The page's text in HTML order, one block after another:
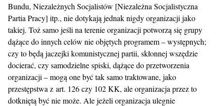
Bundu, Niezależnych Socjalistów [Niezależna Socjalistyczna
Partia Pracy] itp., nie dotykają jednak nigdy organizacji jako
takiej. Toż samo jeśli na terenie organizacji potworzą się grupy
dążące do innych celów nie objętych programem – występnych;
czy to będą jaczejki komunistycznej partii, skłonnej wszędzie
docierać, czy samodzielne spiski, dążące do przetworzenia
organizacji – mogą one być tak samo traktowane, jako
przestępstwa z art. 126 czy 102 KK, ale organizacja przez to
dotkniętą być nie może. Ale jeżeli organizacja ulegnie